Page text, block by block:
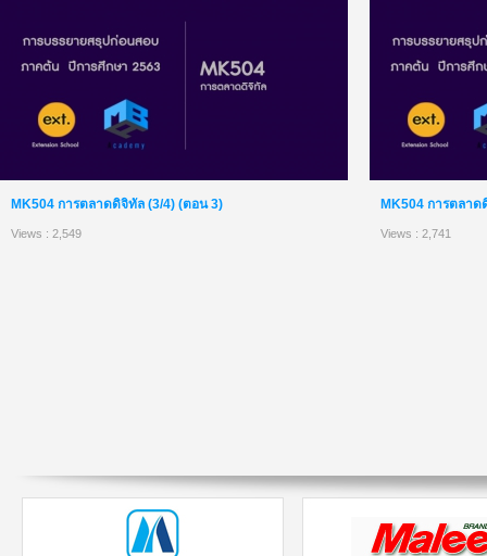
MK504 การตลาดดิจิทัล (3/4) (ตอน 3)
Views : 2,549
MK504 การตลา
Views : 2,741